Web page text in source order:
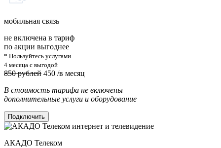
мобильная связь
не включена в тариф
по акции выгоднее
* Пользуйтесь услугами
4 месяца с выгодой
850 рублей 450 /в месяц
В стоимость тарифа не включены
дополнительные услуги и оборудование
Подключить
АКАДО Телеком